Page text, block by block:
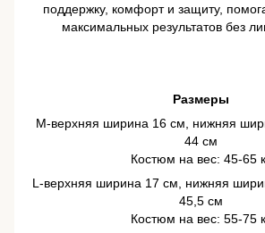
поддержку, комфорт и защиту,
максимальных результатов без
Размеры
M-верхняя ширина 16 см, нижняя
44 см
Костюм на вес: 45-65
L-верхняя ширина 17 см, нижняя
45,5 см
Костюм на вес: 55-75